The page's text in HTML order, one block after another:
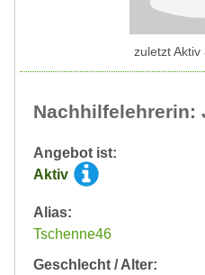
Nachhilfelehrerin:
Angebot ist:
Aktiv
Alias:
Tschenne46
Geschlecht / Alter:
zuletzt Aktiv